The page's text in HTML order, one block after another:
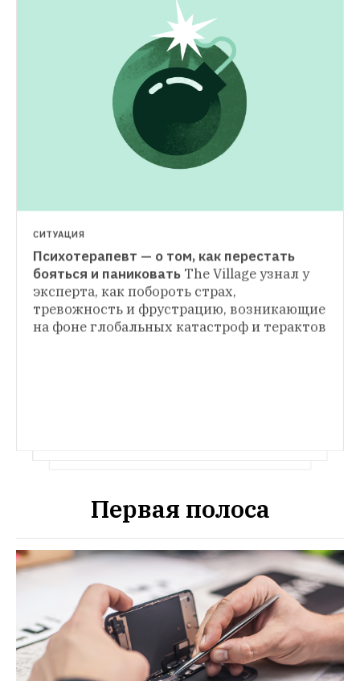
КАК ЭТО РАБОТАЕТ
Кто и как предсказывает погоду Как
устроена работа Гидрометцентра
ИНСТРУКЦИЯ
Как выжить во время урагана
Рассказываем, что делать, если вы
оказались в центре стихийного бедствия
СИТУАЦИЯ
Психотерапевт — о том, как перестать
бояться и паниковать The Village узнал у
эксперта, как побороть страх,
тревожность и фрустрацию, возникающие
на фоне глобальных катастроф и терактов
Первая полоса